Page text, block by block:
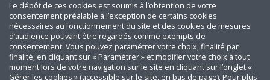
Le dépôt de ces cookies est soumis à l’obtention de votre
consentement préalable à l’exception de certains cookies
nécessaires au fonctionnement du site et des cookies de mesures
d’audience pouvant être regardés comme exempts de
consentement. Vous pouvez paramétrer votre choix, finalité par
finalité, en cliquant sur « Paramétrer » et modifier votre choix à tout
moment lors de votre navigation sur le site en cliquant sur l’onglet «
Gérer les cookies » (accessible sur le site, en bas de page). Pour plus